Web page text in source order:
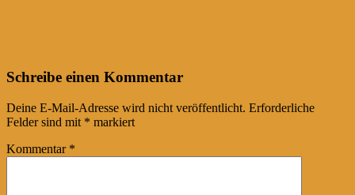
Post
navigation
←
→
Schreibe einen Kommentar
Deine E-Mail-Adresse wird nicht veröffentlicht. Erforderliche
Felder sind mit * markiert
Kommentar *